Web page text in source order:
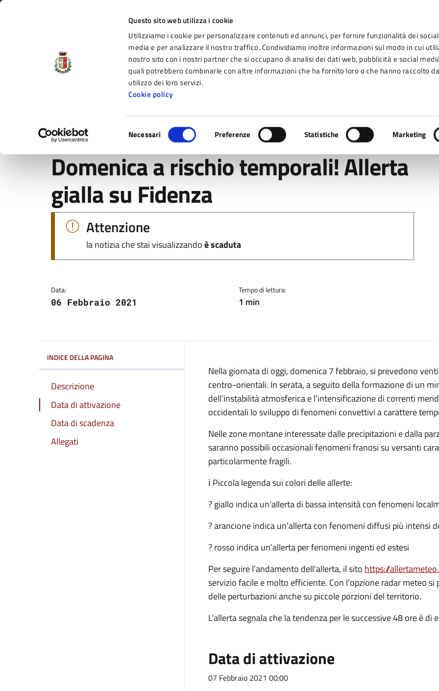
Questo sito web utilizza i cookie
Utilizziamo i cookie per personalizzare contenuti ed annunci, per fornire funzionalità dei social
media e per analizzare il nostro traffico. Condividiamo inoltre informazioni sul modo in cui
nostro sito con i nostri partner che si occupano di analisi dei dati web, pubblicità e social
quali potrebbero combinarle con altre informazioni che ha fornito loro o che hanno raccolto
utilizzo dei loro servizi.
Cookie policy
del
consenso
Necessari Preferenze Statistiche Marketing
Vai al contenuto principale
Vai alla navigazione del sito
Vai al piede di pagina
Comune di Fidenza
il portale di servizi e informazioni del Comune di Fidenza
Novità
Home / Novità / Domenica a rischio temporali! Allerta gialla su Fidenza
Domenica a rischio temporali! Allerta
gialla su Fidenza
Dettagli della notizia:
Attenzione
la notizia che stai visualizzandoè scaduta
Data:
06 Febbraio 2021
Tempo di lettura:
1 min
INDICE DELLA PAGINA
Descrizione
Data di attivazione
Data di scadenza
Allegati
Nella giornata di oggi, domenica 7 febbraio, si prevedono
centro-orientali. In serata, a seguito della formazione di un
dell’instabilità atmosferica e l’intensificazione di correnti
occidentali lo sviluppo di fenomeni convettivi a carattere
Nelle zone montane interessate dalle precipitazioni e dalla
saranno possibili occasionali fenomeni franosi su versanti
particolarmente fragili.
ℹ️ Piccola legenda sui colori delle allerte:
? giallo indica un’allerta di bassa intensità con fenomeni
? arancione indica un’allerta con fenomeni diffusi più intensi
? rosso indica un’allerta per fenomeni ingenti ed estesi
Per seguire l’andamento dell’allerta, il sito https://
servizio facile e molto efficiente. Con l’opzione radar meteo
delle perturbazioni anche su piccole porzioni del territorio.
L’allerta segnala che la tendenza per le successive 48 ore è
Data di attivazione
07 Febbraio 2021 00:00